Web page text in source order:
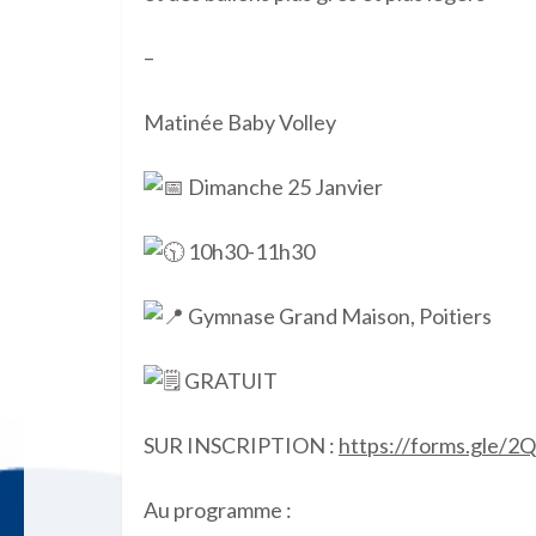
–
Matinée Baby Volley
Dimanche 25 Janvier
10h30-11h30
Gymnase Grand Maison, Poitiers
GRATUIT
SUR INSCRIPTION : https://forms.gle/
Au programme :